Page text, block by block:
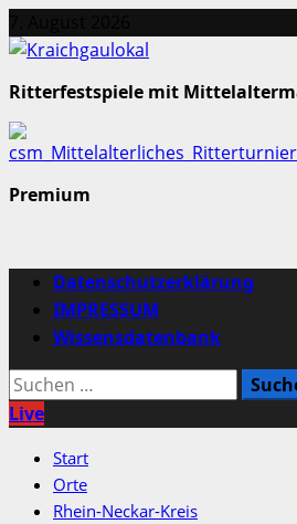
Inhalt
Ritterfestspiele mit
Premium
Primäres
Menü
Datenschutzerklärung
IMPRESSUM
Wissensdatenbank
Suchen
nach:
Live
Start
Orte
Rhein-Neckar-Kreis